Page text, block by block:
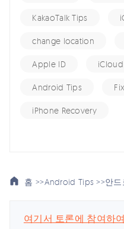
KakaoTalk Tips
change location
Apple ID iCloud
Android Tips
iPhone Recovery
홈 >>Android Tips >>안드
여기서 토론에 참여하